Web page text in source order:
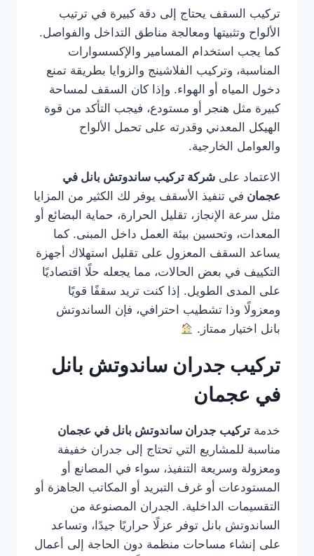
تركيب السقف يحتاج إلى دقة كبيرة في ترتيب
الألواح وتثبيتها ومعالجة مناطق التداخل والفواصل.
كما يجب استخدام المسامير والإكسسوارات
المناسبة، وتركيب الفلاشينج والزوايا بطريقة تمنع
دخول المياه أو الهواء. وإذا كان السقف لمساحة
كبيرة مثل هنجر أو مستودع، فيجب التأكد من قوة
الهيكل المعدني وقدرته على تحمل الألواح
والعوامل الخارجية.
الاعتماد على شركة تركيب ساندوتش بانل في
عجمان في تنفيذ الأسقف يوفر لك الكثير من المزايا
مثل سرعة الإنجاز، تقليل الحرارة، حماية البضائع أو
المعدات، وتحسين بيئة العمل داخل المبنى. كما
يساعد السقف المعزول على تقليل استهلاك أجهزة
التكييف في بعض الحالات، مما يجعله حلًا اقتصاديًا
على المدى الطويل. إذا كنت تريد سقفًا قويًا
ومعزولًا وذا تشطيب احترافي، فإن الساندوتش
بانل اختيار ممتاز.
تركيب جدران ساندوتش بانل
في عجمان
خدمة تركيب جدران ساندوتش بانل في عجمان
مناسبة للمشاريع التي تحتاج إلى جدران خفيفة
ومعزولة وسريعة التنفيذ، سواء في المصانع أو
المستودعات أو غرف التبريد أو المكاتب الجاهزة أو
التقسيمات الداخلية. الجدران المصنوعة من
الساندوتش بانل توفر عزلًا حراريًا جيدًا، وتساعد
على إنشاء مساحات منظمة دون الحاجة إلى أعمال